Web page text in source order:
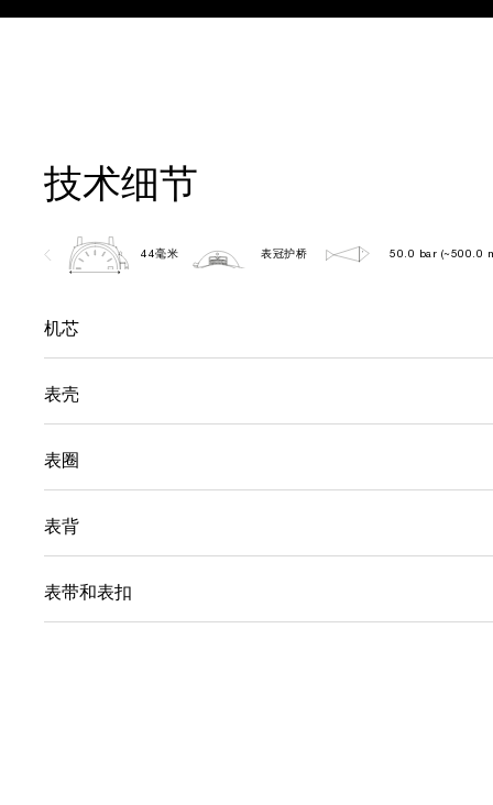
技术细节
44毫米 表冠护桥 50.0 bar (~500.0
机芯
表壳
表圈
表背
表带和表扣